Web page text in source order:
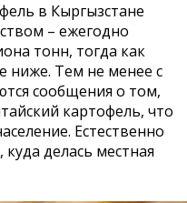
в Кыргызстане
– ежегодно
тонн, тогда как
ниже. Тем не менее с
сообщения о том,
картофель, что
Естественно
делась местная